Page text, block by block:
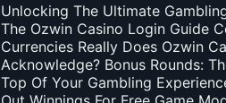
Unlocking The Ultimate
The Ozwin Casino Login Guide
Currencies Really Does Ozwin
Acknowledge? Bonus Rounds:
Top Of Your Gambling